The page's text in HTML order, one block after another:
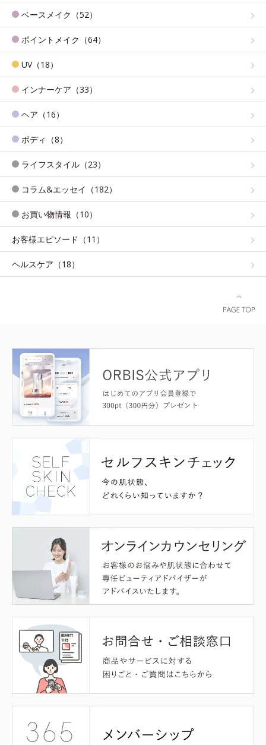
ベースメイク（52）
ポイントメイク（64）
UV（18）
インナーケア（33）
ヘア（16）
ボディ（8）
ライフスタイル（23）
コラム&エッセイ（182）
お買い物情報（10）
お客様エピソード（11）
ヘルスケア（18）